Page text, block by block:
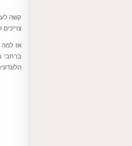
צריכים
אז למה
ברחבי
הלונדונים